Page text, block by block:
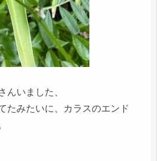
んいました、
たみたいに、カラスのエンド